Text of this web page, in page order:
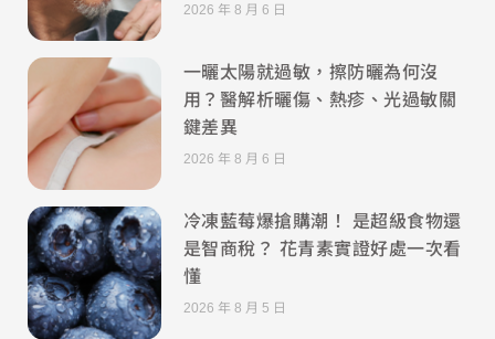
2026 年 8 月 6 日
一曬太陽就過敏，擦防曬為何沒
用？醫解析曬傷、熱疹、光過敏關
鍵差異
2026 年 8 月 6 日
冷凍藍莓爆搶購潮！ 是超級食物還
是智商稅？ 花青素實證好處一次看
懂
2026 年 8 月 5 日